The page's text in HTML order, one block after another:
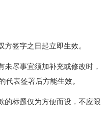
签字之日起立即生效。
尽事宜须加补充或修改时，
代表签署后方能生效。
标题仅为方便而设，不应限